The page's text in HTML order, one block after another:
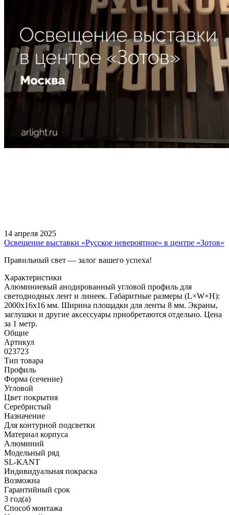
14 апреля 2025
Освещение выставки «Русское невероятное» в центре «Зотов»
Правильный свет — залог вашего успеха!
Характеристики
Алюминиевый анодированный угловой профиль для
светодиодных лент и линеек. Габаритные размеры (L×W×H):
2000x16x16 мм. Ширина площадки для ленты 8 мм. Экраны,
заглушки и другие аксессуары приобретаются отдельно. Цена
за 1 метр.
Общие
Артикул
023723
Тип товара
Профиль
Форма (сечение)
Угловой
Цвет покрытия
Серебристый
Назначение
Для контурной подсветки
Материал корпуса
Алюминий
Модельный ряд
SL-KANT
Индивидуальная покраска
Возможна
Гарантийный срок
3 год(а)
Способ монтажа